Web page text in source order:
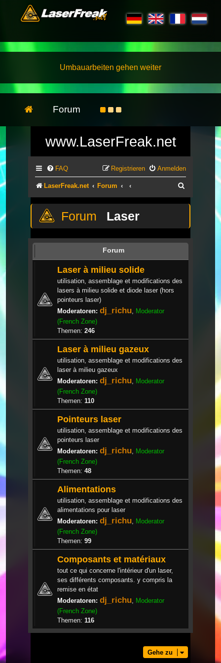
Umbauarbeiten gehen weiter
Forum
www.LaserFreak.net
FAQ Anmelden
Registrieren
LaserFreak.net Forum
Laser
Forum
Laser à milieu solide
utilisation, assemblage et modifications des
lasers à milieu solide et diode laser (hors
pointeurs laser)
Moderatoren: dj_richu Moderator
(French Zone)
Themen: 246
Laser à milieu gazeux
utilisation, assemblage et modifications des
laser à milieu gazeux
Moderatoren: dj_richu Moderator
(French Zone)
Themen: 110
Pointeurs laser
utilisation, assemblage et modifications des
pointeurs laser
Moderatoren: dj_richu Moderator
(French Zone)
Themen: 48
Alimentations
utilisation, assemblage et modifications des
alimentations pour laser
Moderatoren: dj_richu Moderator
(French Zone)
Themen: 99
Composants et matériaux
tout ce qui concerne l'intérieur d'un laser,
ses différents composants. y compris la
remise en état
Moderatoren: dj_richu Moderator
(French Zone)
Themen: 116
Gehe zu